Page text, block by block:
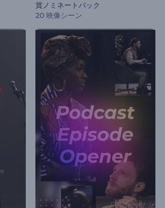
賞ノミネートパック
20 映像シーン